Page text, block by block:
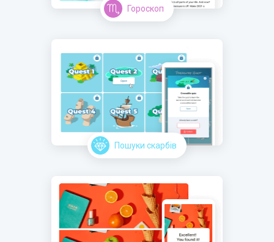
Гороскоп
Пошуки скарбів